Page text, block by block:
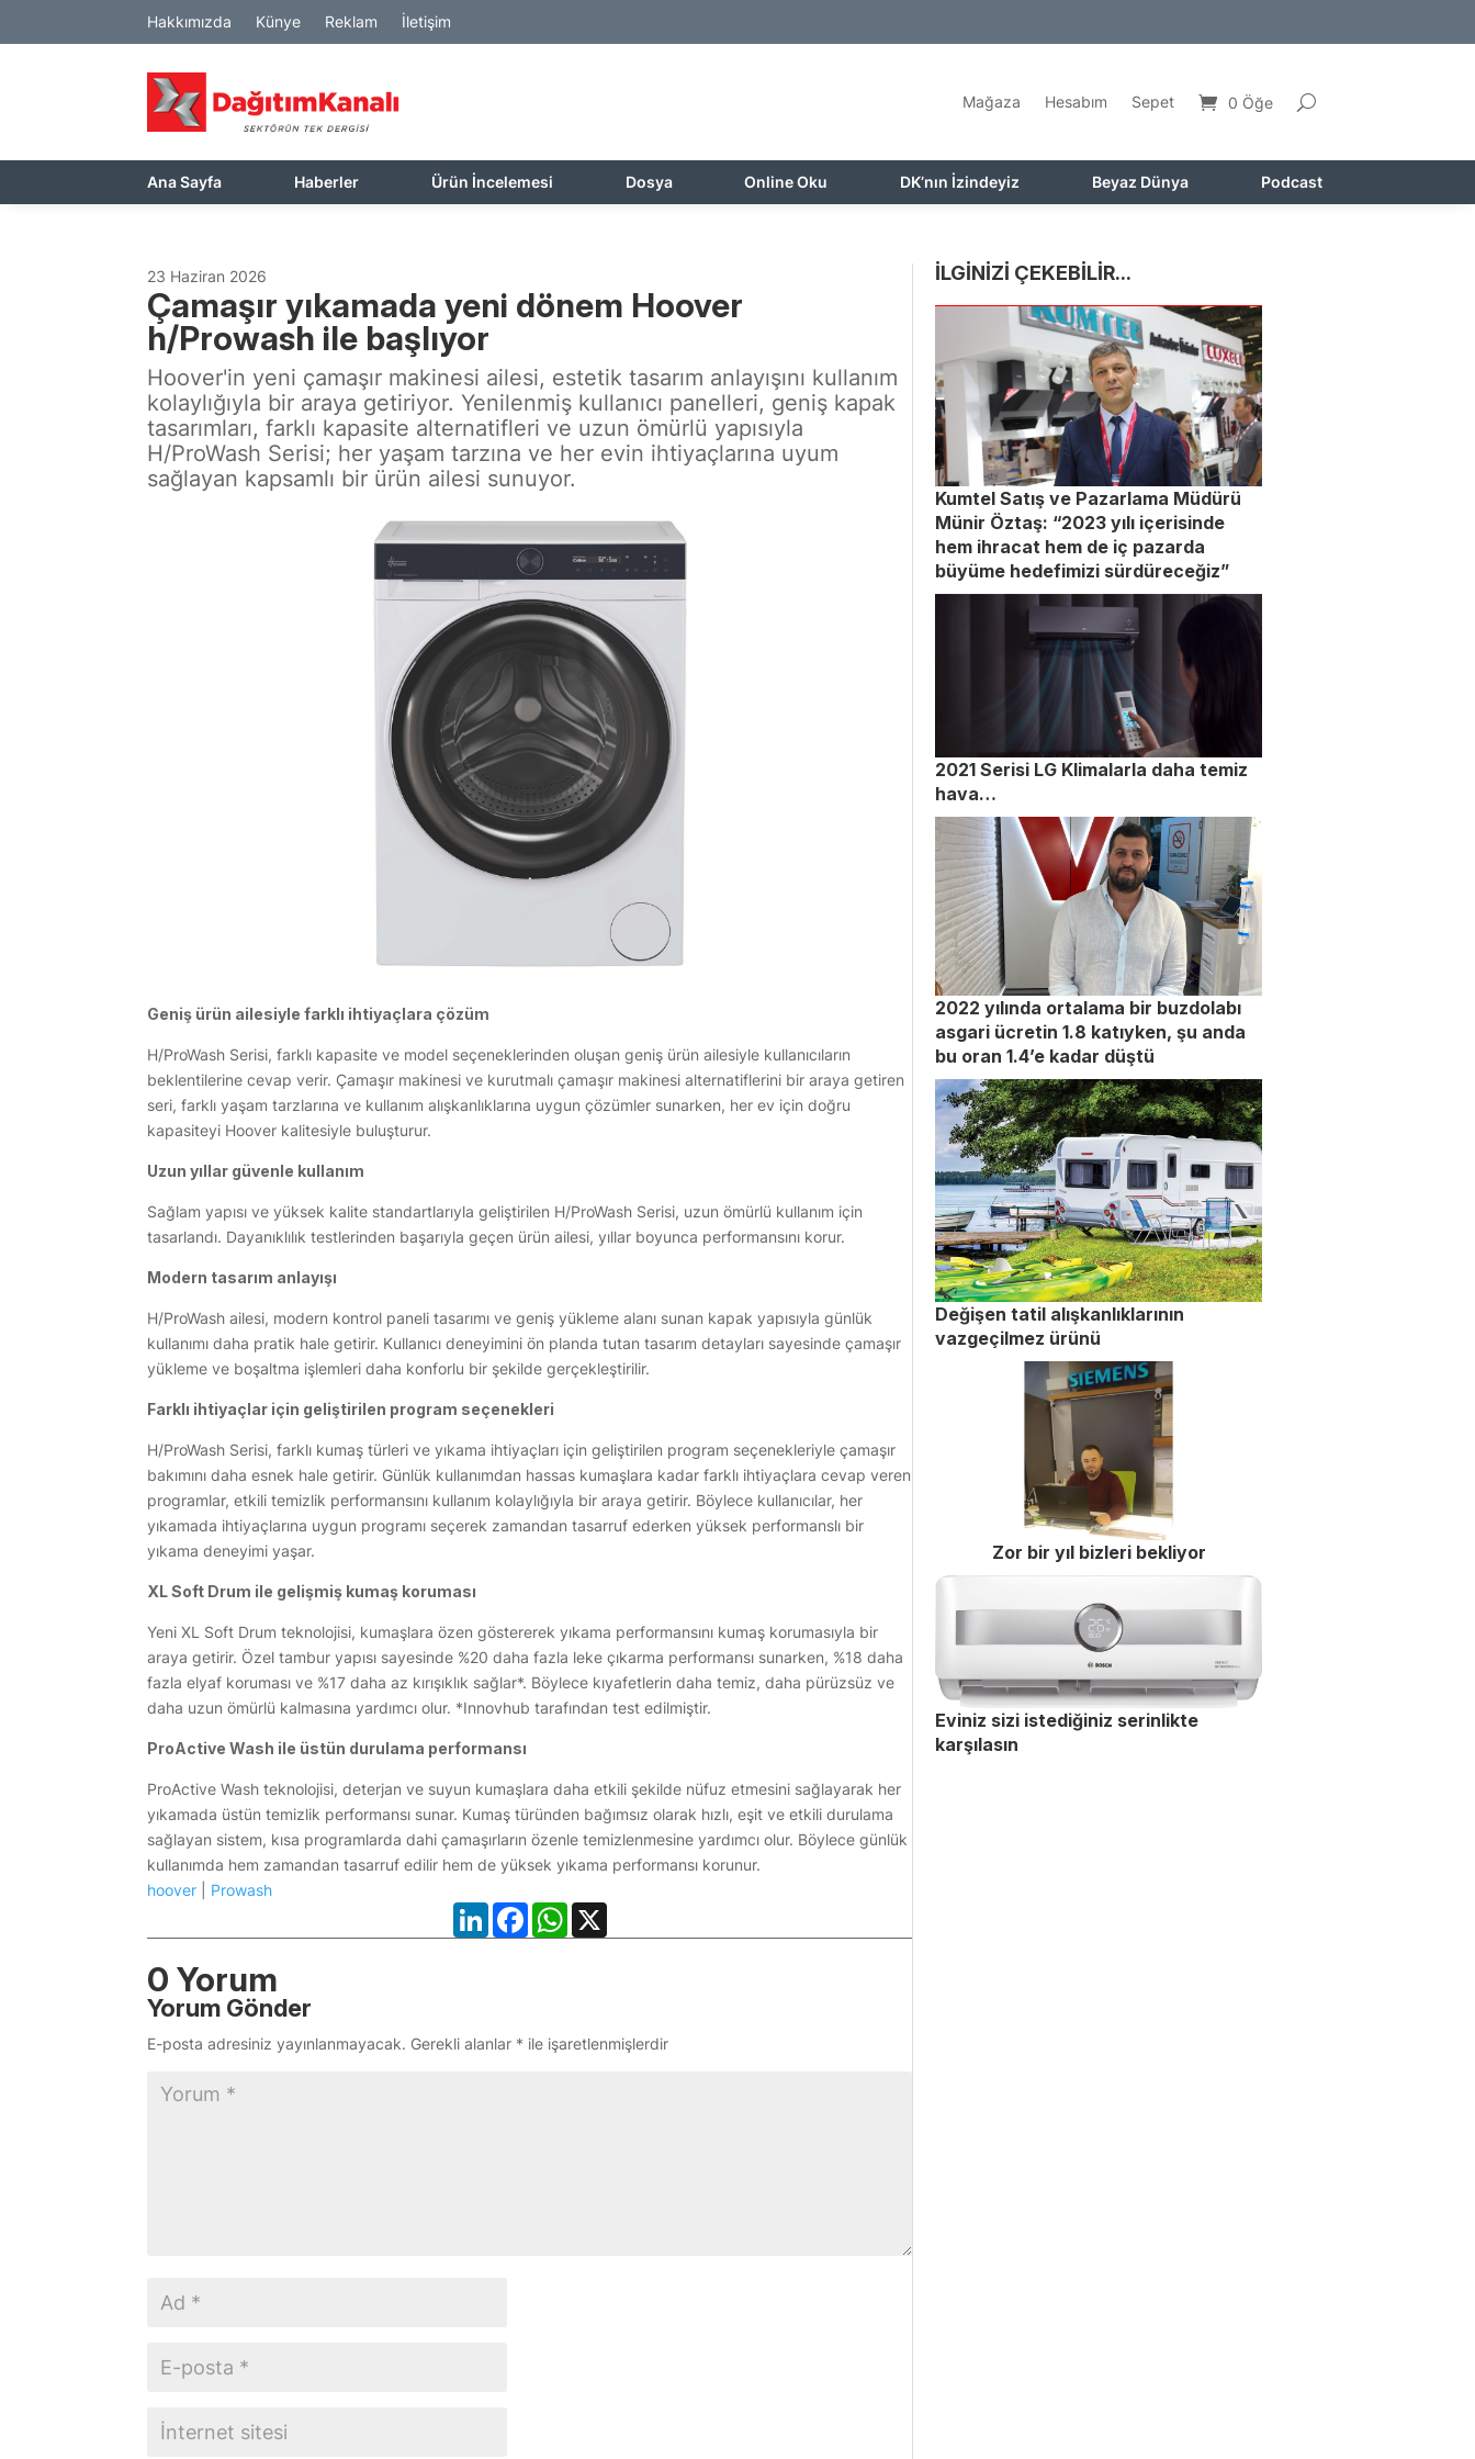
Hakkımızda Künye Reklam İletişim
Mağaza Hesabım Sepet 0 Öğe
Ana Sayfa Haberler Ürün İncelemesi Dosya Online Oku DK’nın İzindeyiz Beyaz Dünya Podcast
23 Haziran 2026
Çamaşır yıkamada yeni dönem Hoover
h/Prowash ile başlıyor
Hoover'in yeni çamaşır makinesi ailesi, estetik tasarım anlayışını kullanım
kolaylığıyla bir araya getiriyor. Yenilenmiş kullanıcı panelleri, geniş kapak
tasarımları, farklı kapasite alternatifleri ve uzun ömürlü yapısıyla
H/ProWash Serisi; her yaşam tarzına ve her evin ihtiyaçlarına uyum
sağlayan kapsamlı bir ürün ailesi sunuyor.
Geniş ürün ailesiyle farklı ihtiyaçlara çözüm
H/ProWash Serisi, farklı kapasite ve model seçeneklerinden oluşan geniş ürün ailesiyle kullanıcıların
beklentilerine cevap verir. Çamaşır makinesi ve kurutmalı çamaşır makinesi alternatiflerini bir araya getiren
seri, farklı yaşam tarzlarına ve kullanım alışkanlıklarına uygun çözümler sunarken, her ev için doğru
kapasiteyi Hoover kalitesiyle buluşturur.
Uzun yıllar güvenle kullanım
Sağlam yapısı ve yüksek kalite standartlarıyla geliştirilen H/ProWash Serisi, uzun ömürlü kullanım için
tasarlandı. Dayanıklılık testlerinden başarıyla geçen ürün ailesi, yıllar boyunca performansını korur.
Modern tasarım anlayışı
H/ProWash ailesi, modern kontrol paneli tasarımı ve geniş yükleme alanı sunan kapak yapısıyla günlük
kullanımı daha pratik hale getirir. Kullanıcı deneyimini ön planda tutan tasarım detayları sayesinde çamaşır
yükleme ve boşaltma işlemleri daha konforlu bir şekilde gerçekleştirilir.
Farklı ihtiyaçlar için geliştirilen program seçenekleri
H/ProWash Serisi, farklı kumaş türleri ve yıkama ihtiyaçları için geliştirilen program seçenekleriyle çamaşır
bakımını daha esnek hale getirir. Günlük kullanımdan hassas kumaşlara kadar farklı ihtiyaçlara cevap veren
programlar, etkili temizlik performansını kullanım kolaylığıyla bir araya getirir. Böylece kullanıcılar, her
yıkamada ihtiyaçlarına uygun programı seçerek zamandan tasarruf ederken yüksek performanslı bir
yıkama deneyimi yaşar.
XL Soft Drum ile gelişmiş kumaş koruması
Yeni XL Soft Drum teknolojisi, kumaşlara özen göstererek yıkama performansını kumaş korumasıyla bir
araya getirir. Özel tambur yapısı sayesinde %20 daha fazla leke çıkarma performansı sunarken, %18 daha
fazla elyaf koruması ve %17 daha az kırışıklık sağlar*. Böylece kıyafetlerin daha temiz, daha pürüzsüz ve
daha uzun ömürlü kalmasına yardımcı olur. *Innovhub tarafından test edilmiştir.
ProActive Wash ile üstün durulama performansı
ProActive Wash teknolojisi, deterjan ve suyun kumaşlara daha etkili şekilde nüfuz etmesini sağlayarak her
yıkamada üstün temizlik performansı sunar. Kumaş türünden bağımsız olarak hızlı, eşit ve etkili durulama
sağlayan sistem, kısa programlarda dahi çamaşırların özenle temizlenmesine yardımcı olur. Böylece günlük
kullanımda hem zamandan tasarruf edilir hem de yüksek yıkama performansı korunur.
hoover
Prowash
LinkedInFacebookWhatsApp
X
0 Yorum
Yorum Gönder
E-posta adresiniz yayınlanmayacak. Gerekli alanlar * ile işaretlenmişlerdir
İLGİNİZİ ÇEKEBİLİR...
Kumtel Satış ve Pazarlama Müdürü
Münir Öztaş: “2023 yılı içerisinde
hem ihracat hem de iç pazarda
büyüme hedefimizi sürdüreceğiz”
2021 Serisi LG Klimalarla daha temiz
hava…
2022 yılında ortalama bir buzdolabı
asgari ücretin 1.8 katıyken, şu anda
bu oran 1.4’e kadar düştü
Değişen tatil alışkanlıklarının
vazgeçilmez ürünü
Zor bir yıl bizleri bekliyor
Eviniz sizi istediğiniz serinlikte
karşılasın